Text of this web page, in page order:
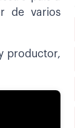
de varios
productor,